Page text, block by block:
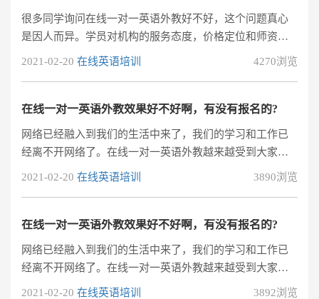
很多同学询问在线一对一英语外教好不好，这个问题真心
是因人而异。学员对机构的服务态度，价格定位和师资安
排都有着自己的考量标准。所以如果打算是进行在线一对
在线一对一英语外教好不好？一对一英语外教的教学效果
2021-02-20 在线英语培训 4270浏览
在线一对一英语外教效果好不好啊，有没有报名的?
网络已经融入到我们的生活中来了，我们的学习和工作已
经离不开网络了。在线一对一英语外教越来越受到大家的
欢迎，很多人都想知道在线一对一英语外教到底好不好。
的学习方式。
2021-02-20 在线英语培训 3890浏览
在线一对一英语外教效果好不好啊，有没有报名的?
网络已经融入到我们的生活中来了，我们的学习和工作已
经离不开网络了。在线一对一英语外教越来越受到大家的
欢迎，很多人都想知道在线一对一英语外教到底好不好。
2021-02-20 在线英语培训 3892浏览